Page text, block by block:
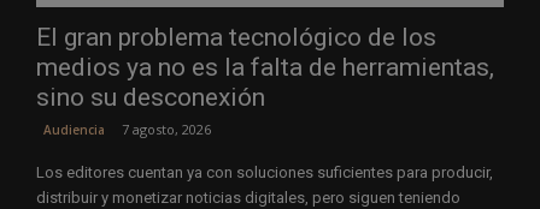
El gran problema tecnológico de los
medios ya no es la falta de herramientas,
sino su desconexión
Audiencia 7 agosto, 2026
Los editores cuentan ya con soluciones suficientes para producir,
distribuir y monetizar noticias digitales, pero siguen teniendo